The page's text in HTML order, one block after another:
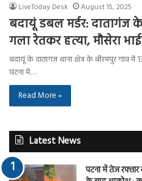
LiveToday Desk August 15, 2025
बदायूं डबल मर्डर: दातागंज
गला रेतकर हत्या, मौसेरा
बदायूं के दातागंज थाना क्षेत्र के बीरमपुर गांव
घटना में…
Read More »
Latest News
पटना में तेज